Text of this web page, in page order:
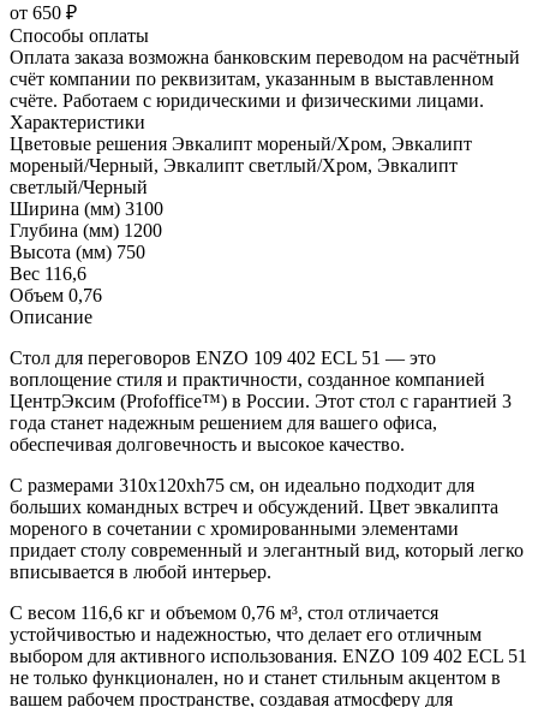
от 650 ₽
Способы оплаты
Оплата заказа возможна банковским переводом на расчётный
счёт компании по реквизитам, указанным в выставленном
счёте. Работаем с юридическими и физическими лицами.
Характеристики
Цветовые решения Эвкалипт мореный/Хром, Эвкалипт
мореный/Черный, Эвкалипт светлый/Хром, Эвкалипт
светлый/Черный
Ширина (мм) 3100
Глубина (мм) 1200
Высота (мм) 750
Вес 116,6
Объем 0,76
Описание
Стол для переговоров ENZO 109 402 ECL 51 — это
воплощение стиля и практичности, созданное компанией
ЦентрЭксим (Profoffice™) в России. Этот стол с гарантией 3
года станет надежным решением для вашего офиса,
обеспечивая долговечность и высокое качество.
С размерами 310x120xh75 см, он идеально подходит для
больших командных встреч и обсуждений. Цвет эвкалипта
мореного в сочетании с хромированными элементами
придает столу современный и элегантный вид, который легко
вписывается в любой интерьер.
С весом 116,6 кг и объемом 0,76 м³, стол отличается
устойчивостью и надежностью, что делает его отличным
выбором для активного использования. ENZO 109 402 ECL 51
не только функционален, но и станет стильным акцентом в
вашем рабочем пространстве, создавая атмосферу для